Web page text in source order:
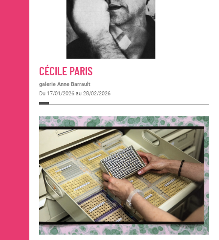
CÉCILE PARIS
galerie Anne Barrault
Du 17/01/2026 au 28/02/2026